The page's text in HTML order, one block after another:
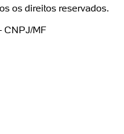
os direitos reservados.
CNPJ/MF